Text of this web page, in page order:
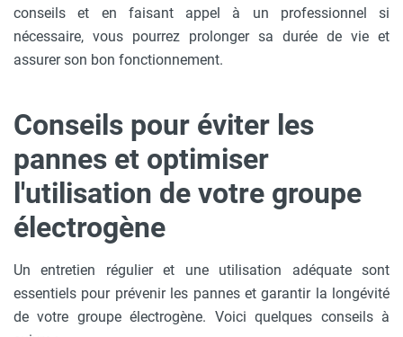
conseils et en faisant appel à un professionnel si
nécessaire, vous pourrez prolonger sa durée de vie et
assurer son bon fonctionnement.
Conseils pour éviter les
pannes et optimiser
l'utilisation de votre groupe
électrogène
Un entretien régulier et une utilisation adéquate sont
essentiels pour prévenir les pannes et garantir la longévité
de votre groupe électrogène. Voici quelques conseils à